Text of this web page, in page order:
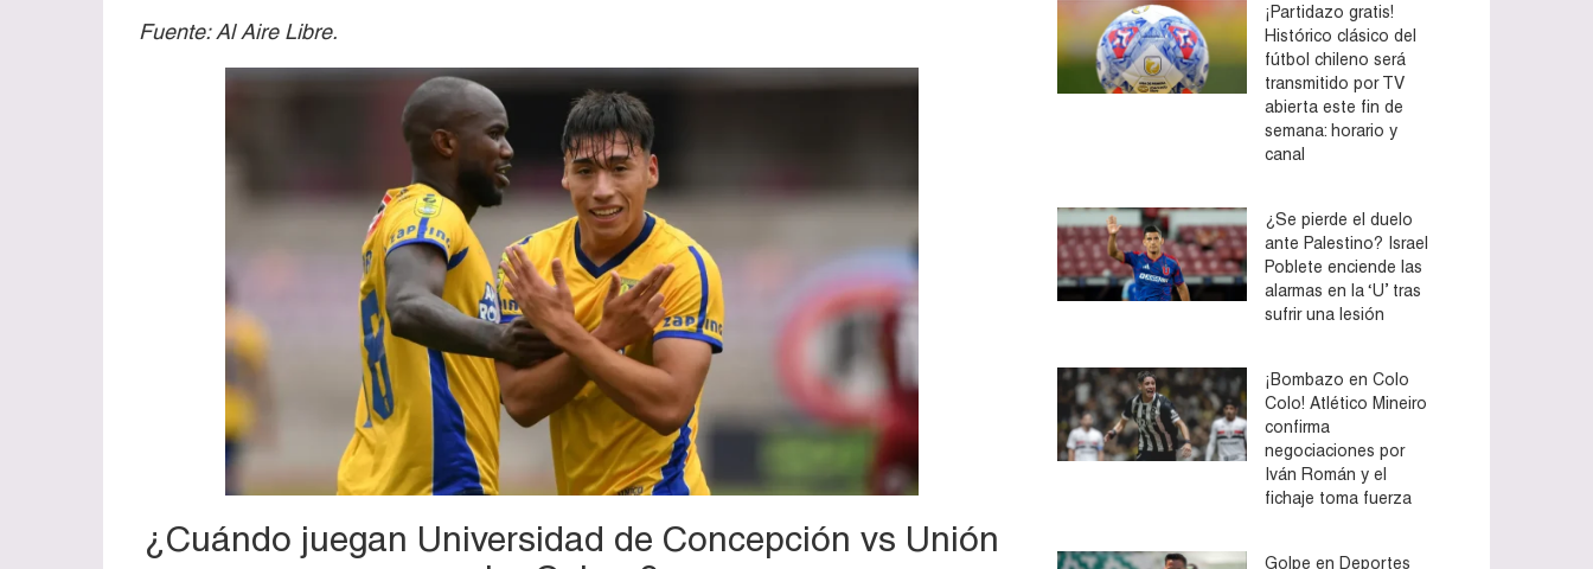
Fuente: Al Aire Libre.
¿Cuándo juegan Universidad de Concepción vs Unión
¡Partidazo gratis!
Histórico clásico del
fútbol chileno será
transmitido por TV
abierta este fin de
semana: horario y
canal
¿Se pierde el duelo
ante Palestino? Israel
Poblete enciende las
alarmas en la ‘U’ tras
sufrir una lesión
¡Bombazo en Colo
Colo! Atlético Mineiro
confirma
negociaciones por
Iván Román y el
fichaje toma fuerza
Golpe en Deportes